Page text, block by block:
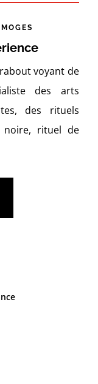
voyant de
des arts
des rituels
noire, rituel de